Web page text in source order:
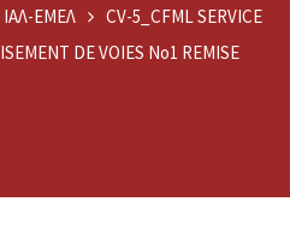
ΕΜΕΛ
CV-5_CFML SERVICE
DE VOIES No1 REMISE